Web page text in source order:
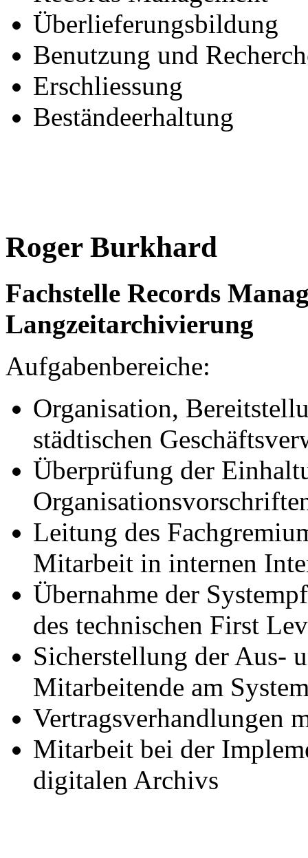
Überlieferungsbildung
Benutzung und
Erschliessung
Beständeerhaltung
Roger Burkhard
Fachstelle Records
Langzeitarchivierung
Aufgabenbereiche:
Organisation,
städtischen
Überprüfung der
Leitung des
Mitarbeit in internen
Übernahme der
des technischen First
Sicherstellung der Aus-
Mitarbeitende am
Vertragsverhandlungen
Mitarbeit bei der
digitalen Archivs